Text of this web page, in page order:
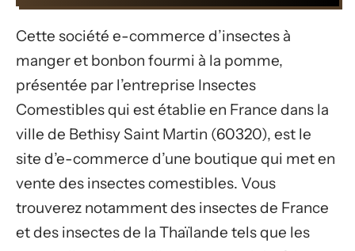
Cette société e-commerce d’insectes à
manger et bonbon fourmi à la pomme,
présentée par l’entreprise Insectes
Comestibles qui est établie en France dans la
ville de Bethisy Saint Martin (60320), est le
site d’e-commerce d’une boutique qui met en
vente des insectes comestibles. Vous
trouverez notamment des insectes de France
et des insectes de la Thaïlande tels que les